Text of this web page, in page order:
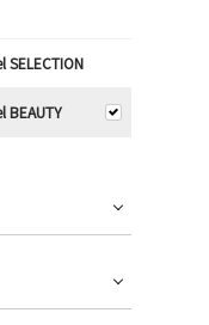
SELECTION
BEAUTY